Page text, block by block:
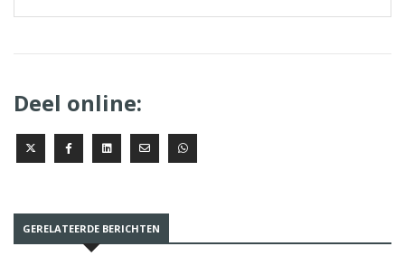
Deel online:
GERELATEERDE BERICHTEN